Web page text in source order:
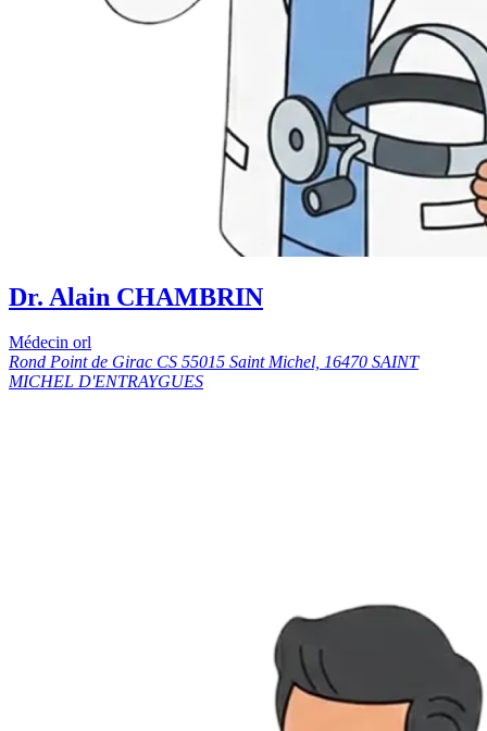
Dr. Alain CHAMBRIN
Médecin orl
Rond Point de Girac CS 55015 Saint Michel, 16470 SAINT
MICHEL D'ENTRAYGUES